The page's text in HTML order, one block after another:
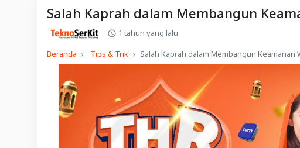
Salah Kaprah dalam Membangun
1 tahun yang lalu
Beranda Tips & Trik Salah Kaprah dalam Membangun Keamanan